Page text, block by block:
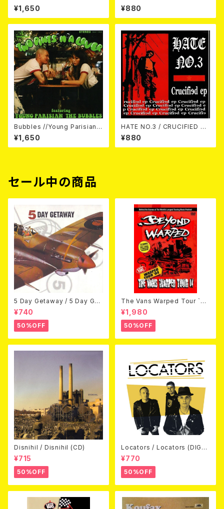
BUSHI / Punchy Reggae//K
¥1,650 ¥880
Bubbles //Young Parisian /
Two pints ‘n’ a lover （spli
t） 7EP
¥1,650
HATE NO.3 / CRUCIFIED 7E
P
¥880
セール中の商品
5 Day Getaway / 5 Day Get
away (CDEP)
¥740
50%OFF
The Vans Warped Tour `04
Beyond Warped (国内盤DV
D)
¥1,980
50%OFF
Disnihil / Disnihil (CD)
¥715
50%OFF
Locators / Locators (DIGPA
CK CD)
¥770
50%OFF